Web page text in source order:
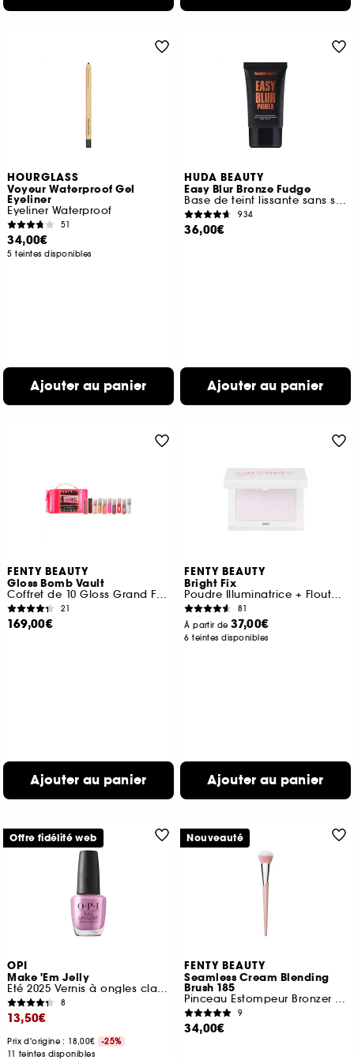
HOURGLASS
Voyeur Waterproof Gel
Eyeliner
Eyeliner Waterproof
51
34,00€
5 teintes disponibles
Ajouter au panier
HUDA BEAUTY
Easy Blur Bronze Fudge
Base de teint lissante sans silicone
934
36,00€
Ajouter au panier
FENTY BEAUTY
Gloss Bomb Vault
Coffret de 10 Gloss Grand Format
21
169,00€
Ajouter au panier
FENTY BEAUTY
Bright Fix
Poudre Illuminatrice + Floutante
81
À partir de37,00€
6 teintes disponibles
Ajouter au panier
OPI
Make 'Em Jelly
Eté 2025 Vernis à ongles classique tenue jusqu'à 7 jours
8
13,50€
Prix d'origine : 18,00€
-25%
11 teintes disponibles
Offre fidélité web
FENTY BEAUTY
Seamless Cream Blending
Brush 185
Pinceau Estompeur Bronzer et Texture Crème
9
34,00€
Nouveauté